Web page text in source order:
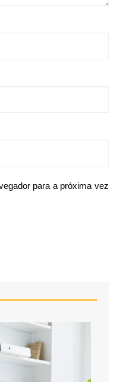
para a próxima vez